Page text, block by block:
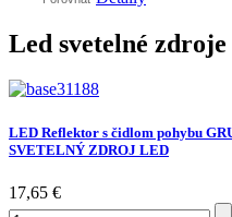
Led svetelné zdroje
LED Reflektor s čidlom pohybu
SVETELNÝ ZDROJ LED
17,65 €